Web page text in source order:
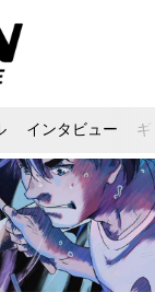
インタビュー